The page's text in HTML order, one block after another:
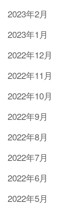
2023年2月
2023年1月
2022年12月
2022年11月
2022年10月
2022年9月
2022年8月
2022年7月
2022年6月
2022年5月